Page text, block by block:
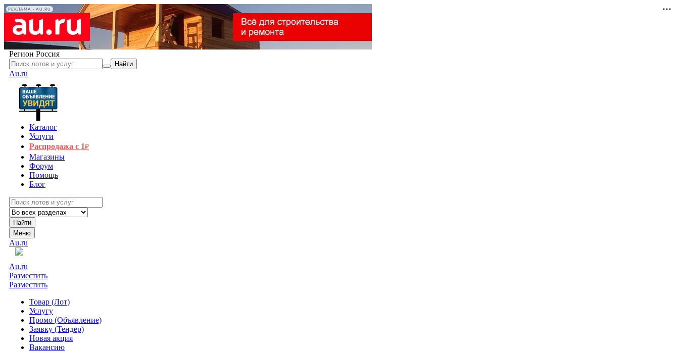
РЕКЛАМА • AU.RU
Регион Россия
Найти
Au.ru
Каталог
Услуги
Распродажа с 1₽
Магазины
Форум
Помощь
Блог
Найти
Меню
Au.ru
Au.ru
Разместить
Разместить
Товар (Лот)
Услугу
Промо (Объявление)
Заявку (Тендер)
Новая акция
Вакансию